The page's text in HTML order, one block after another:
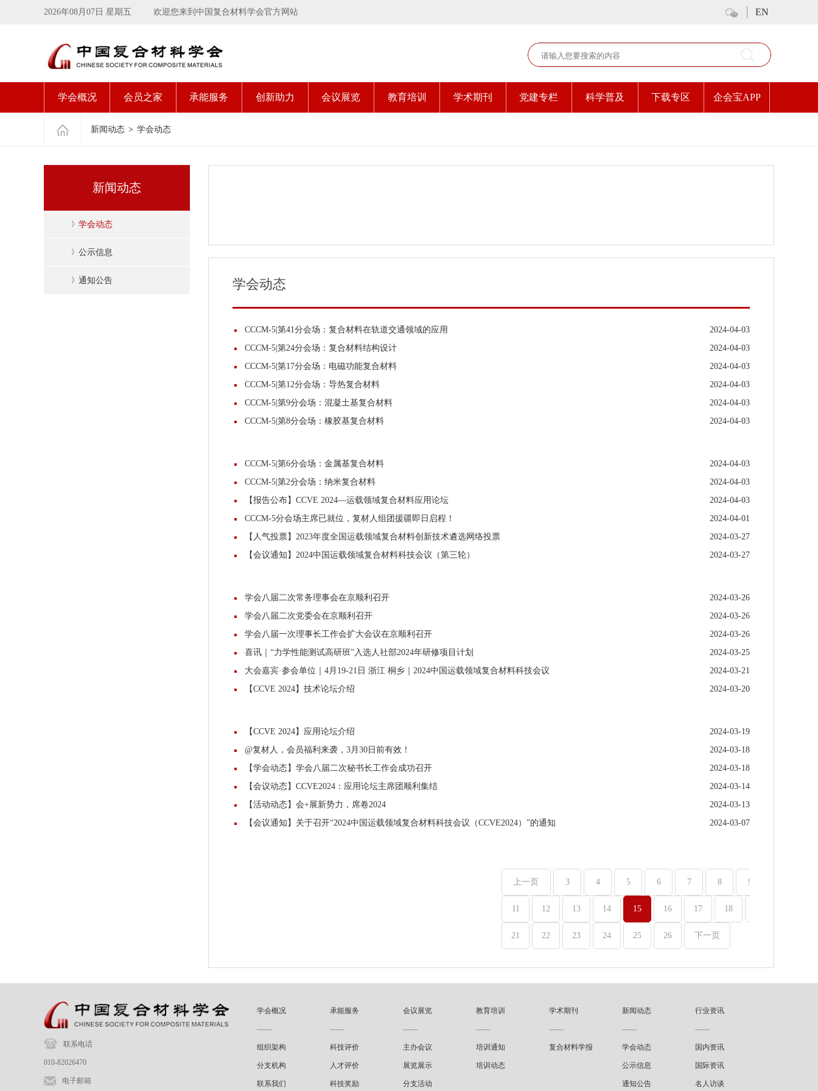
2026年08月07日 星期五 欢迎您来到中国复合材料学会官方网站 EN
学会概况 会员之家 承能服务 创新助力 会议展览 教育培训 学术期刊 党建专栏 科学普及 下载专区 企会宝APP
新闻动态 > 学会动态
新闻动态
》 学会动态
》 公示信息
》 通知公告 学会动态
CCCM-5|第41分会场：复合材料在轨道交通领域的应用
2024-04-03
CCCM-5|第24分会场：复合材料结构设计
2024-04-03
CCCM-5|第17分会场：电磁功能复合材料
2024-04-03
CCCM-5|第12分会场：导热复合材料
2024-04-03
CCCM-5|第9分会场：混凝土基复合材料
2024-04-03
CCCM-5|第8分会场：橡胶基复合材料
2024-04-03
CCCM-5|第6分会场：金属基复合材料
2024-04-03
CCCM-5|第2分会场：纳米复合材料
2024-04-03
【报告公布】CCVE 2024—运载领域复合材料应用论坛
2024-04-03
CCCM-5分会场主席已就位，复材人组团援疆即日启程！
2024-04-01
【人气投票】2023年度全国运载领域复合材料创新技术遴选网络投票
2024-03-27
【会议通知】2024中国运载领域复合材料科技会议（第三轮）
2024-03-27
学会八届二次常务理事会在京顺利召开
2024-03-26
学会八届二次党委会在京顺利召开
2024-03-26
学会八届一次理事长工作会扩大会议在京顺利召开
2024-03-26
喜讯｜“力学性能测试高研班”入选人社部2024年研修项目计划
2024-03-25
大会嘉宾·参会单位｜4月19-21日 浙江 桐乡｜2024中国运载领域复合材料科技会议
2024-03-21
【CCVE 2024】技术论坛介绍
2024-03-20
【CCVE 2024】应用论坛介绍
2024-03-19
@复材人，会员福利来袭，3月30日前有效！
2024-03-18
【学会动态】学会八届二次秘书长工作会成功召开
2024-03-18
【会议动态】CCVE2024：应用论坛主席团顺利集结
2024-03-14
【活动动态】会+展新势力，席卷2024
2024-03-13
【会议通知】关于召开“2024中国运载领域复合材料科技会议（CCVE2024）”的通知
2024-03-07
上一页 3 4 5 6 7 8 9
11 12 13 14 15 16 17 18
21 22 23 24 25 26 下一页
联系电话
010-82026470
电子邮箱
学会概况
——
组织架构
分支机构
联系我们
承能服务
——
科技评价
人才评价
科技奖励
会议展览
——
主办会议
展览展示
分支活动
教育培训
——
培训通知
培训动态
学术期刊
——
复合材料学报
新闻动态
——
学会动态
公示信息
通知公告
行业资讯
——
国内资讯
国际资讯
名人访谈